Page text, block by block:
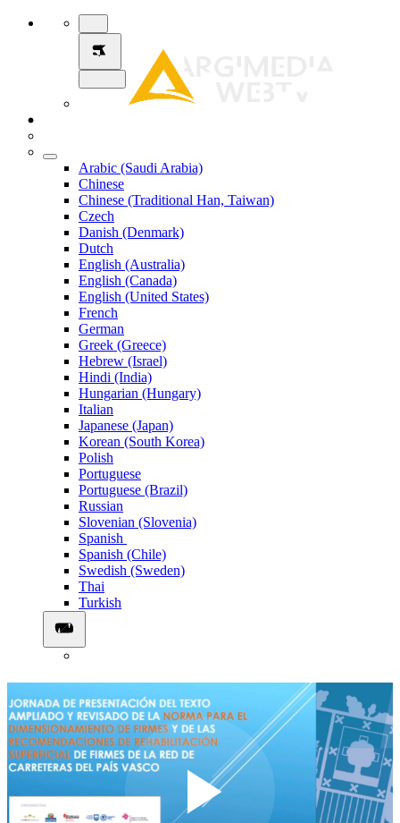
Arabic (Saudi Arabia)
Chinese
Chinese (Traditional Han, Taiwan)
Czech
Danish (Denmark)
Dutch
English (Australia)
English (Canada)
English (United States)
French
German
Greek (Greece)
Hebrew (Israel)
Hindi (India)
Hungarian (Hungary)
Italian
Japanese (Japan)
Korean (South Korea)
Polish
Portuguese
Portuguese (Brazil)
Russian
Slovenian (Slovenia)
Spanish
Spanish (Chile)
Swedish (Sweden)
Thai
Turkish